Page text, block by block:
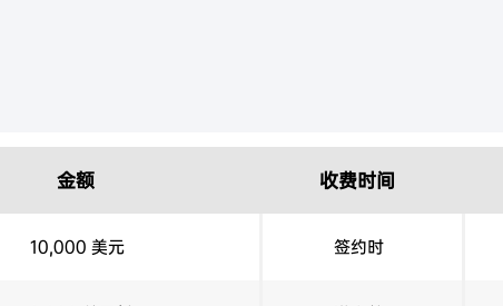
金额 收费时间
10,000 美元 签约时